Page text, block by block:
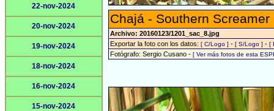
22-nov-2024
20-nov-2024
19-nov-2024
18-nov-2024
16-nov-2024
15-nov-2024
Chajá - Southern
Archivo: 20160123/1201_sac_8.jpg
Exportar la foto con los datos: [ C/Logo ] - [ S/Logo ] - [
Fotógrafo: Sergio Cusano - [ Ver más fotos de esta